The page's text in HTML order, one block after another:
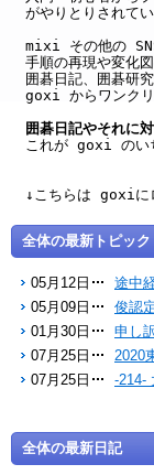
がやりとりされてい
mixi その他の
手順の再現や変化
囲碁日記、囲碁研
goxi からワンクリ
囲碁日記やそれに
これが goxi のい
↓こちらは goxiに
全体の最新トピック
05月12日 途中
05月09日
俊認
01月30日
申し
07月25日
2020
07月25日
-214-
全体の最新日記